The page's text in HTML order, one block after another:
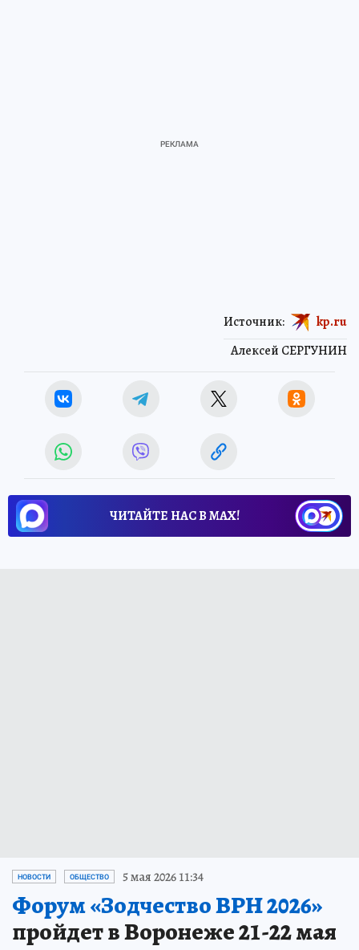
Алексей СЕРГУНИН
Источник: kp.ru
ЧИТАЙТЕ НАС В МАХ!
НОВОСТИ ОБЩЕСТВО 5 мая 2026 11:34
Форум «Зодчество ВРН 2026»
пройдет в Воронеже 21-22 мая